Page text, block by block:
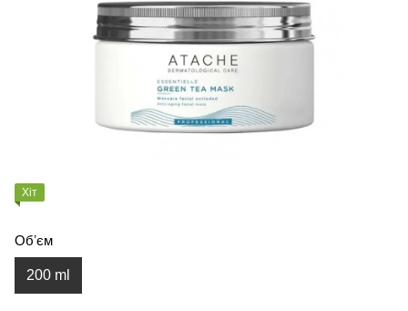
Хіт
Обʼєм
200 ml